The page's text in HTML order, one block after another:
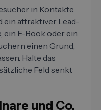
in Kontakte.
ein attraktiver Lead-
ein E-Book oder ein
einen Grund,
Halte das
Feld senkt
und Co.